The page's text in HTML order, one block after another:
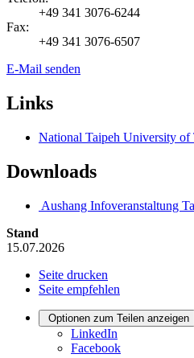
+49 341 3076-6244
Fax:
+49 341 3076-6507
E-Mail senden
Links
National Taipeh University of
Downloads
Aushang Infoveranstaltung
Stand
15.07.2026
Seite drucken
Seite empfehlen
Optionen zum Teilen anzeigen
LinkedIn
Facebook